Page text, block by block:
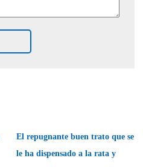
El repugnante buen trato que se
le ha dispensado a la rata y